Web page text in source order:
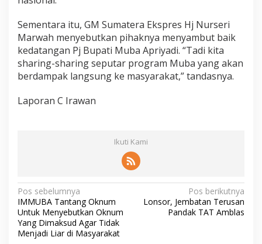
Sementara itu, GM Sumatera Ekspres Hj Nurseri
Marwah menyebutkan pihaknya menyambut baik
kedatangan Pj Bupati Muba Apriyadi. “Tadi kita
sharing-sharing seputar program Muba yang akan
berdampak langsung ke masyarakat,” tandasnya.
Laporan C Irawan
Ikuti Kami
N
a
v
Pos sebelumnya
IMMUBA Tantang Oknum
Untuk Menyebutkan Oknum
Yang Dimaksud Agar Tidak
Menjadi Liar di Masyarakat
Pos berikutnya
Lonsor, Jembatan Terusan
Pandak TAT Amblas